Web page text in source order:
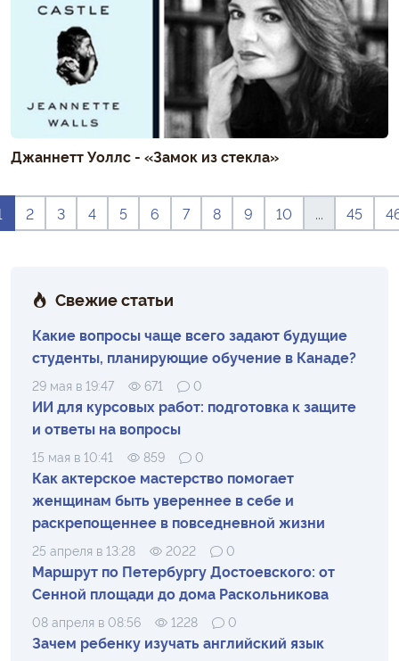
Джаннетт Уоллс - «Замок из стекла»
2 3 4 5 6 7 8 9 10 ... 45
Свежие статьи
Какие вопросы чаще всего задают будущие
студенты, планирующие обучение в Канаде?
29 мая в 19:47 671 0
ИИ для курсовых работ: подготовка к защите
и ответы на вопросы
15 мая в 10:41 859 0
Как актерское мастерство помогает
женщинам быть увереннее в себе и
раскрепощеннее в повседневной жизни
25 апреля в 13:28 2022 0
Маршрут по Петербургу Достоевского: от
Сенной площади до дома Раскольникова
08 апреля в 08:56 1228 0
Зачем ребенку изучать английский язык